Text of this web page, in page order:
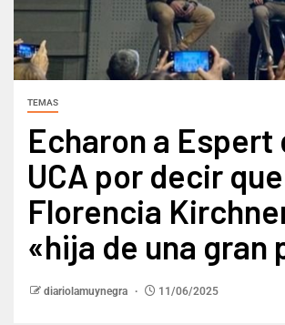
TEMAS
Echaron a Espert
UCA por decir que
Florencia
«hija de una gran
diariolamuynegra 11/06/2025